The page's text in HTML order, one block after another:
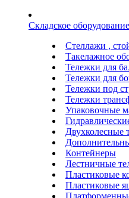
Складское
Стеллажи ,
Такелажное
Тележки для
Тележки для
Тележки под
Тележки
Упаковочные
Двухколесные
Контейнеры
Лестничные
Пластиковые
Пластиковые